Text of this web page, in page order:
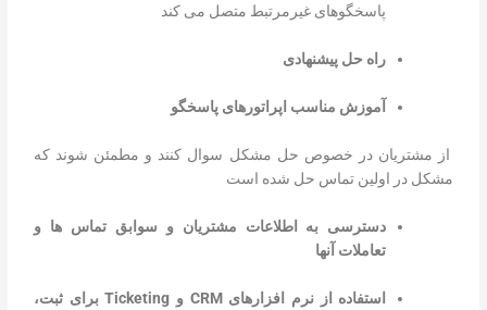
پاسخگوهای غیرمرتبط متصل می کند
راه حل پیشنهادی
آموزش مناسب اپراتورهای پاسخگو
از مشتریان در خصوص حل مشکل سوال کنند و مطمئن شوند که
مشکل در اولین تماس حل شده است
دسترسی به اطلاعات مشتریان و سوابق تماس ها و
تعاملات آنها
استفاده از نرم افزارهایCRM و Ticketingبرای ثبت،